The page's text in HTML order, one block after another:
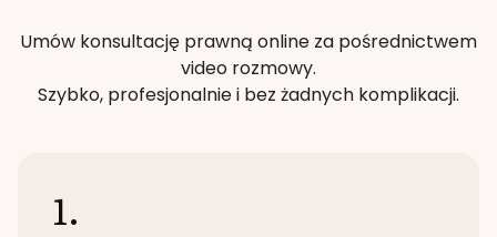
Umów konsultację prawną online za pośrednictwem
video rozmowy.
Szybko, profesjonalnie i bez żadnych komplikacji.
1.